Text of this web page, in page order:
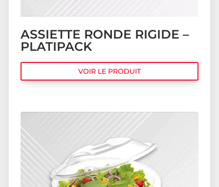
ASSIETTE RONDE RIGIDE –
PLATIPACK
VOIR LE PRODUIT